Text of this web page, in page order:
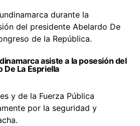
asiste a la posesión del
La Espriella